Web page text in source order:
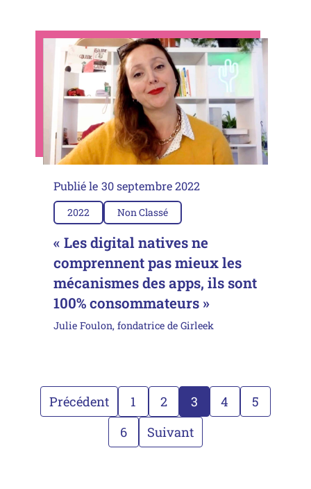
Publié le 30 septembre 2022
2022 Non Classé
« Les digital natives ne
comprennent pas mieux les
mécanismes des apps, ils sont
100% consommateurs »
Julie Foulon, fondatrice de Girleek
Précédent 1 2 3 4
5
6
Suivant